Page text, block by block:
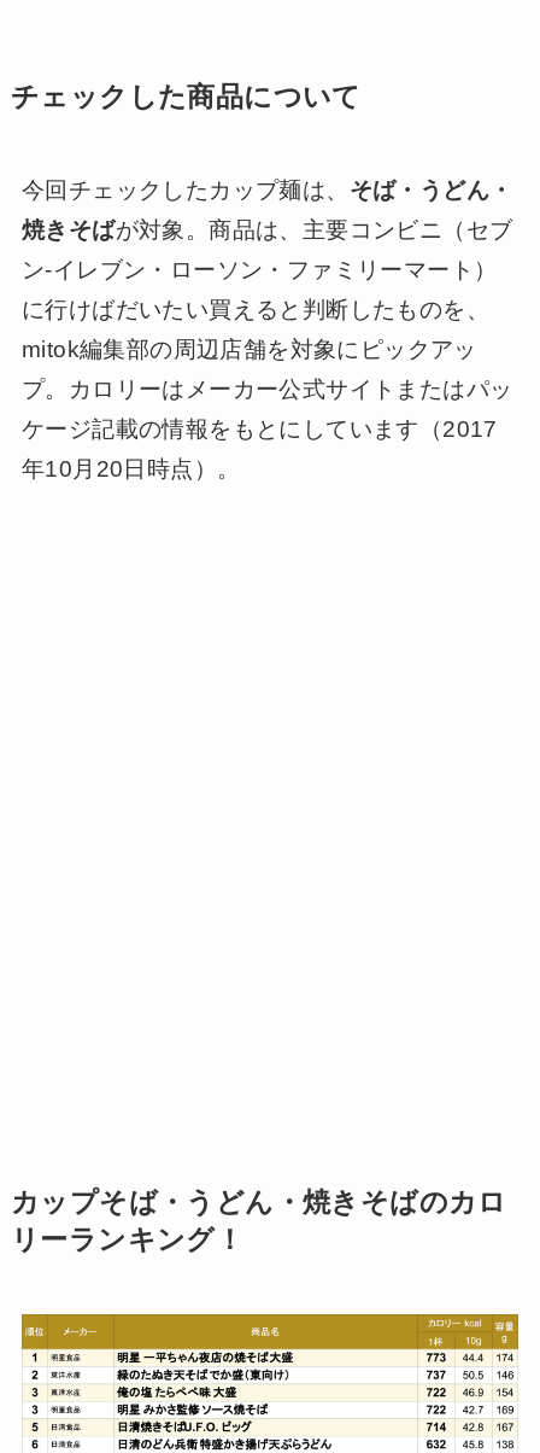
チェックした商品について
今回チェックしたカップ麺は、 そば・うどん・
焼きそばが対象。商品は、主要コンビニ（セブ
ン-イレブン・ローソン・ファミリーマート）
に行けばだいたい買えると判断したものを、
mitok編集部の周辺店舗を対象にピックアッ
プ。カロリーはメーカー公式サイトまたはパッ
ケージ記載の情報をもとにしています（2017
年10月20日時点）。
カップそば・うどん・焼きそばのカロ
リーランキング！